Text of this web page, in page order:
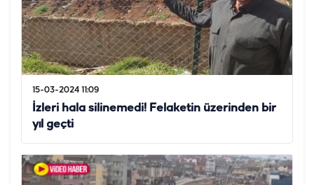
15-03-2024 11:09
İzleri hala silinemedi! Felaketin üzerinden bir
yıl geçti